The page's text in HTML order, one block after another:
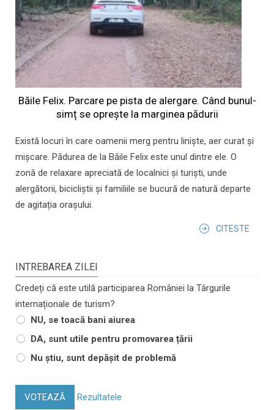
Băile Felix. Parcare pe pista de alergare. Când bunul-
simț se oprește la marginea pădurii
Există locuri în care oamenii merg pentru liniște, aer curat și
mișcare. Pădurea de la Băile Felix este unul dintre ele. O
zonă de relaxare apreciată de localnici și turiști, unde
alergătorii, bicicliștii și familiile se bucură de natură departe
de agitația orașului.
CITESTE
INTREBAREA ZILEI
Credeți că este utilă participarea României la Târgurile
internaționale de turism?
NU, se toacă bani aiurea
DA, sunt utile pentru promovarea țării
Nu știu, sunt depășit de problemă
VOTEAZĂ Rezultatele